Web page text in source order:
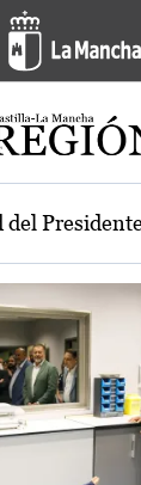
región
del